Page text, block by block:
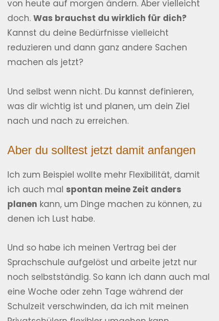
von heute auf morgen ändern. Aber vielleicht
doch. Was brauchst du wirklich für dich?
Kannst du deine Bedürfnisse vielleicht
reduzieren und dann ganz andere Sachen
machen als jetzt?
Und selbst wenn nicht. Du kannst definieren,
was dir wichtig ist und planen, um dein Ziel
nach und nach zu erreichen.
Aber du solltest jetzt damit anfangen
Ich zum Beispiel wollte mehr Flexibilität, damit
ich auch mal spontan meine Zeit anders
planen kann, um Dinge machen zu können, zu
denen ich Lust habe.
Und so habe ich meinen Vertrag bei der
Sprachschule aufgelöst und arbeite jetzt nur
noch selbstständig. So kann ich dann auch mal
eine Woche oder zehn Tage während der
Schulzeit verschwinden, da ich mit meinen